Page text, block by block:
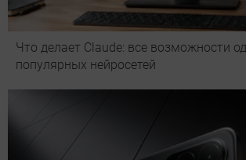
Что делает Сlaude: все возможности
популярных нейросетей